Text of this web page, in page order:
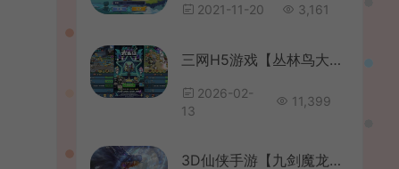
2021-11-20 3,161
三网H5游戏【丛林鸟大冒险内购版】最新整理单机一键即玩镜像端+Linux手工服务端+简易客户端+CDK授权后台+内购激活后台+详细搭建教程
2026-02-
13
11,399
3D仙侠手游【九剑魔龙传】2021整理Linux手工服务端+运营后台+GM授权后台+视频教程